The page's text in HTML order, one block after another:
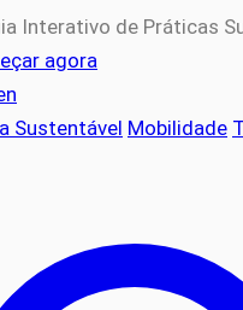
Interativo de Práticas
agora
Sustentável Mobilidade